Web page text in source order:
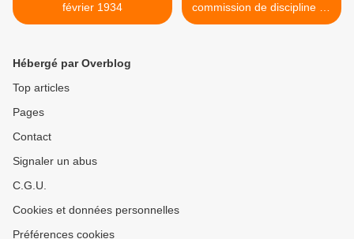
février 1934
commission de discipline du
FN >
Hébergé par Overblog
Top articles
Pages
Contact
Signaler un abus
C.G.U.
Cookies et données personnelles
Préférences cookies